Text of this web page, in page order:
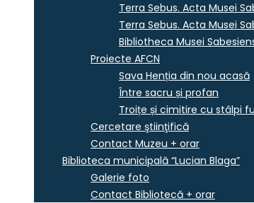
Terra Sebus. Acta Musei
Terra Sebus. Acta Musei
Bibliotheca Musei
Proiecte AFCN
Sava Henția din nou acasă
Între sacru și profan
Troițe și cimitire cu stâlpi
Cercetare ştiinţifică
Contact Muzeu + orar
Biblioteca municipală “Lucian Blaga”
Galerie foto
Contact Bibliotecă + orar